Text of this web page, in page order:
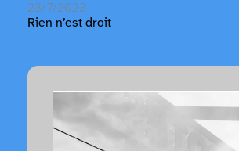
23/7/2023
Rien n’est droit